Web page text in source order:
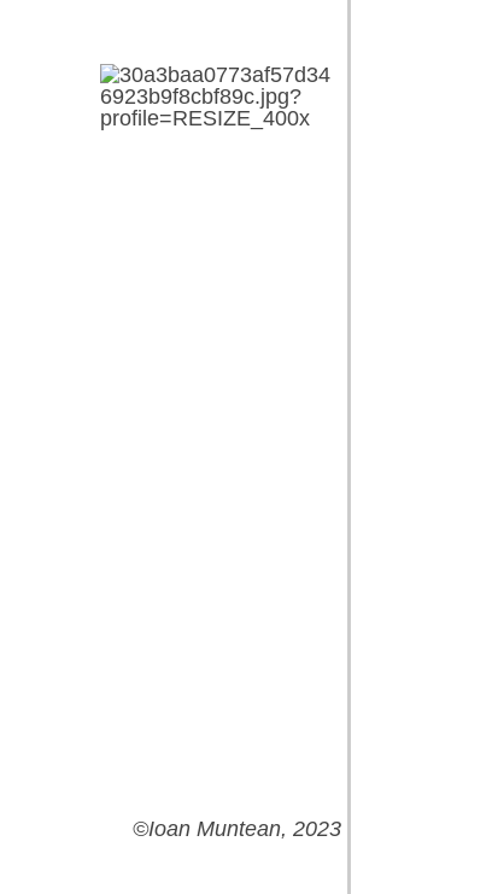
©Ioan Muntean, 2023